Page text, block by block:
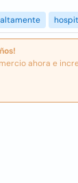
altamente
ahora e